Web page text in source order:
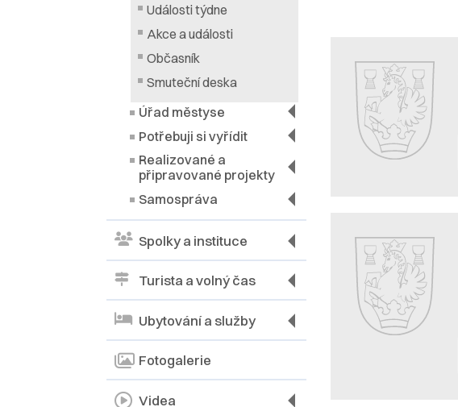
Události týdne
Akce a události
Občasník
Smuteční deska
Úřad městyse
Potřebuji si vyřídit
Realizované a
připravované projekty
Samospráva
Spolky a instituce
Turista a volný čas
Ubytování a služby
Fotogalerie
Videa